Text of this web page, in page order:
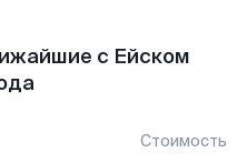
с Ейском
Стоимость